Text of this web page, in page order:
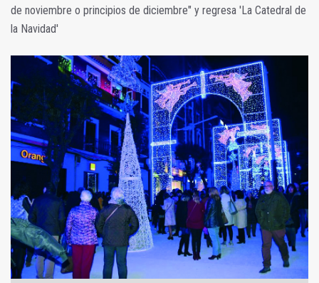
de noviembre o principios de diciembre" y regresa 'La Catedral de
la Navidad'